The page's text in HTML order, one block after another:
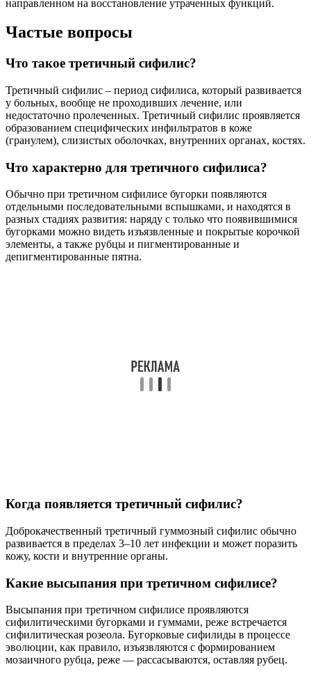
направленном на восстановление утраченных функций.
Частые вопросы
Что такое третичный сифилис?
Третичный сифилис – период сифилиса, который развивается
у больных, вообще не проходивших лечение, или
недостаточно пролеченных. Третичный сифилис проявляется
образованием специфических инфильтратов в коже
(гранулем), слизистых оболочках, внутренних органах, костях.
Что характерно для третичного сифилиса?
Обычно при третичном сифилисе бугорки появляются
отдельными последовательными вспышками, и находятся в
разных стадиях развития: наряду с только что появившимися
бугорками можно видеть изъязвленные и покрытые корочкой
элементы, а также рубцы и пигментированные и
депигментированные пятна.
Когда появляется третичный сифилис?
Доброкачественный третичный гуммозный сифилис обычно
развивается в пределах 3–10 лет инфекции и может поразить
кожу, кости и внутренние органы.
Какие высыпания при третичном сифилисе?
Высыпания при третичном сифилисе проявляются
сифилитическими бугорками и гуммами, реже встречается
сифилитическая розеола. Бугорковые сифилиды в процессе
эволюции, как правило, изъязвляются с формированием
мозаичного рубца, реже — рассасываются, оставляя рубец.